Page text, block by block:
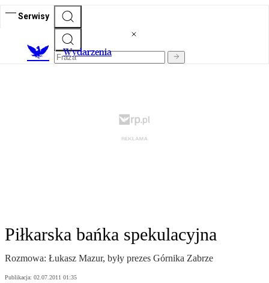
Serwisy
Wydarzenia
Piłkarska bańka spekulacyjna
Rozmowa: Łukasz Mazur, były prezes Górnika Zabrze
Publikacja: 02.07.2011 01:35